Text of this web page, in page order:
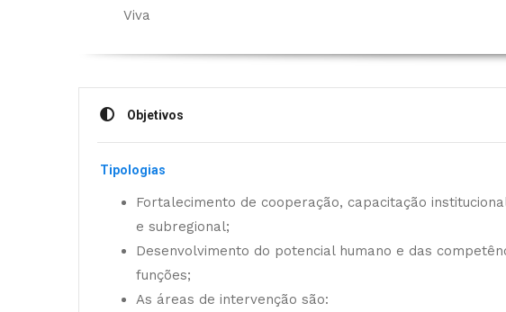
Viva
Objetivos
Tipologias
Fortalecimento de cooperação, capacitação
e subregional;
Desenvolvimento do potencial humano e das
funções;
As áreas de intervenção são: